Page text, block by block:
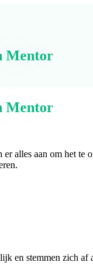
Mentor
Mentor
alles aan om het
en stemmen zich